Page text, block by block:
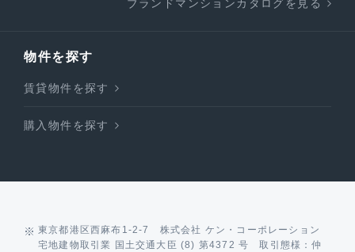
ブランドマンションカタログを見る
物件を探す
賃貸物件を探す
購入物件を探す
東京都港区西麻布1-2-7 株式会社 ケン・コーポレーション
宅地建物取引業 国土交通大臣 (8) 第4372 号 取引態様：仲